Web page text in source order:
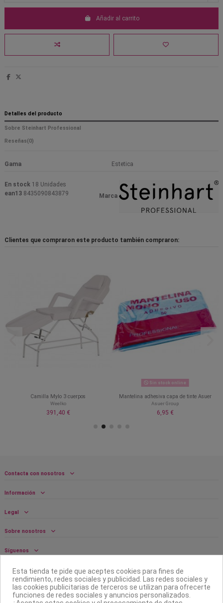
Añadir al carrito
Detalles del producto
Sobre Steinhart Professional
Reseñas(0)
Gama Estetica
Marca
En stock 18 Unidades
ean13 8435090843879
Clientes que compraron este producto también compraron:
Camilla Mylo 3 cuerpos
Weelko
391,40 €
Sin stock online
Mantelina adhesiva capa de tinte Asuer
Asuer Group
6,95 €
Contacta con nosotros
Información
Legal
Sobre nosotros
Síguenos
Boletín
Esta tienda te pide que aceptes cookies para fines de
rendimiento, redes sociales y publicidad. Las redes sociales y
las cookies publicitarias de terceros se utilizan para ofrecerte
funciones de redes sociales y anuncios personalizados.